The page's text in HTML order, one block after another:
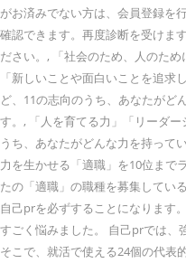
がお済みでない方は、会員登録を
確認できます。再度診断を受けま
ださい。, 「社会のため、人のた
「新しいことや面白いことを追求
ど、11の志向のうち、あなたがど
す。, 「人を育てる力」「リーダ
うち、あなたがどんな力を持って
力を生かせる「適職」を10位まで
たの「適職」の職種を募集してい
自己prを必ずすることになります
すごく悩みました。 自己prでは、
そこで、就活で使える24個の代表